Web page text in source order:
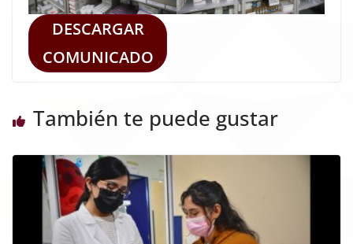
DESCARGAR
COMUNICADO
También te puede gustar